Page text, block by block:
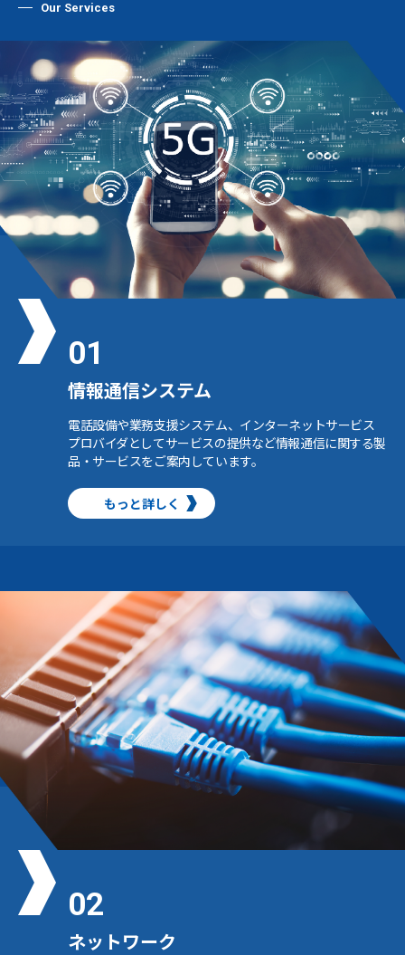
Our Services
01
情報通信システム
電話設備や業務支援システム、インターネットサービス
プロバイダとしてサービスの提供など情報通信に関する製
品・サービスをご案内しています。
もっと詳しく
02
ネットワーク